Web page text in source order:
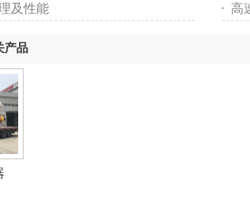
及性能
高
产品